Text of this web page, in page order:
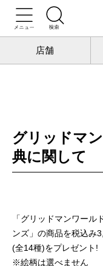
店舗
トップ お知らせ
グリッドマ
典に関して
「グリッドマンワー
ンズ」の商品を税込み
(全14種)をプレゼント!
※絵柄は選べません